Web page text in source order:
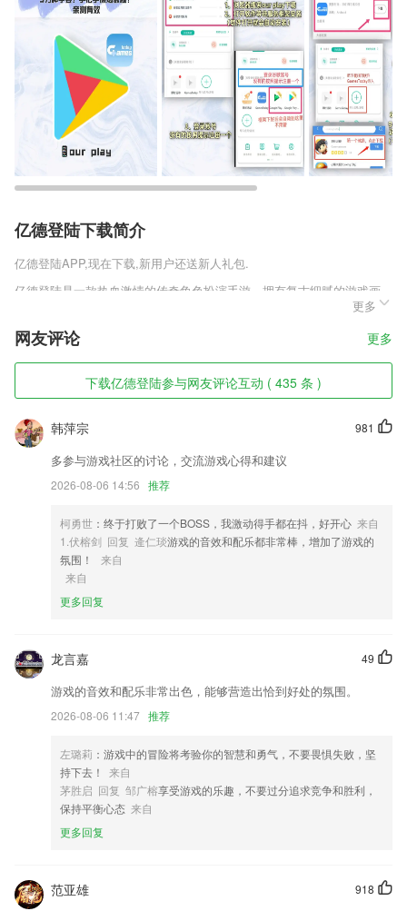
亿德登陆下载简介
亿德登陆APP,现在下载,新用户还送新人礼包.
亿德登陆是一款热血激情的传奇角色扮演手游，拥有复古细腻的游戏画
面，庞大无边缝的世界地图，玩家可以自由的在野外探索，不断地刷新各
种小怪，黄金毒裁决官网版v3.0.61经典的三大传奇职业玩家可以自由的
选择，体验不同的精彩刺激传奇人生，各种各样的游戏副本任你挑战。
亿德登陆软件特色
1,★公益慈善与监督平台，让爱心汇聚，让慈善更透明。
2,协助我们准确的进行五笔打字练习，2265让我们的打字越来越熟练。
3,全新的播放界面设计，给你不一样的体验。
4,添加水印：做施工记号、记录经纬度、海拔、方位角度、地理位置、天
5,签到记录非常方便，迅速查询到管理的功能
6,客流及运营报表
亿德登陆软件优势
2.各级教师必须经总部考核合格，方可顶班。保证教学质量。
3.除了课程,辅助分级阅读系统、听力资料,提供孩子课后的全方位学习辅
导,帮助听说读写全面发展.听说读写全面发展.
4.考试记录统计，可记录每套试卷的练习情况；
5.可使用考勤、噪音监测、分组、计时器等工具，把控课堂节奏，开展小
6.·场景深度支持，敏捷构建闭环，15万+客户组织、5000万+学员用户共
同选择。
亿德登陆更新了什么?
读信正文中的图片支持单独查看和保存
更多
网友评论 更多
下载亿德登陆参与网友评论互动 ( 435 条 )
981
韩萍宗
多参与游戏社区的讨论，交流游戏心得和建议
2026-08-06 14:56 推荐
柯勇世 ：终于打败了一个BOSS，我激动得手都在抖，好开心 来自
1.伏榕剑 回复 逄仁琰游戏的音效和配乐都非常棒，增加了游戏的
氛围！
来自
来自
更多回复
49
龙言嘉
游戏的音效和配乐非常出色，能够营造出恰到好处的氛围。
2026-08-06 11:47 推荐
左璐莉 ：游戏中的冒险将考验你的智慧和勇气，不要畏惧失败，坚
持下去！
来自
茅胜启 回复 邹广榕享受游戏的乐趣，不要过分追求竞争和胜利，
保持平衡心态 来自
更多回复
918
范亚雄